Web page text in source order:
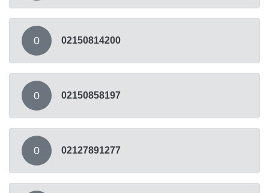
0 02150814200
0 02150858197
0 02127891277